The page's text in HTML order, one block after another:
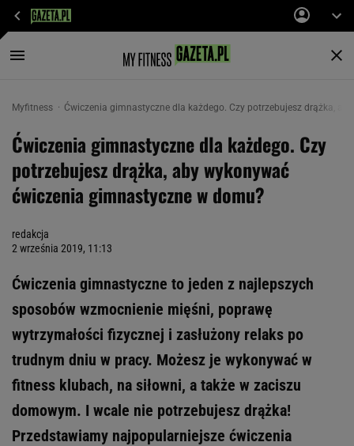
Myfitness Ćwiczenia gimnastyczne dla każdego. Czy potrzebujesz drążka,
Ćwiczenia gimnastyczne dla każdego. Czy
potrzebujesz drążka, aby wykonywać
ćwiczenia gimnastyczne w domu?
redakcja
2 września 2019, 11:13
Ćwiczenia gimnastyczne to jeden z najlepszych
sposobów wzmocnienie mięśni, poprawę
wytrzymałości fizycznej i zasłużony relaks po
trudnym dniu w pracy. Możesz je wykonywać w
fitness klubach, na siłowni, a także w zaciszu
domowym. I wcale nie potrzebujesz drążka!
Przedstawiamy najpopularniejsze ćwiczenia